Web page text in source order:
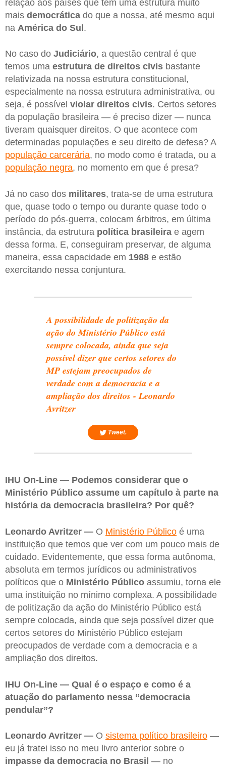
relação aos países que têm uma estrutura muito
mais democrática do que a nossa, até mesmo aqui
na América do Sul.
No caso do Judiciário, a questão central é que
temos uma estrutura de direitos civis bastante
relativizada na nossa estrutura constitucional,
especialmente na nossa estrutura administrativa, ou
seja, é possível violar direitos civis. Certos setores
da população brasileira — é preciso dizer — nunca
tiveram quaisquer direitos. O que acontece com
determinadas populações e seu direito de defesa? A
população carcerária, no modo como é tratada, ou a
população negra, no momento em que é presa?
Já no caso dos militares, trata-se de uma estrutura
que, quase todo o tempo ou durante quase todo o
período do pós-guerra, colocam árbitros, em última
instância, da estrutura política brasileira e agem
dessa forma. E, conseguiram preservar, de alguma
maneira, essa capacidade em 1988 e estão
exercitando nessa conjuntura.
A possibilidade de politização da
ação do Ministério Público está
sempre colocada, ainda que seja
possível dizer que certos setores do
MP estejam preocupados de
verdade com a democracia e a
ampliação dos direitos - Leonardo
Avritzer
Tweet.
IHU On-Line — Podemos considerar que o
Ministério Público assume um capítulo à parte na
história da democracia brasileira? Por quê?
Leonardo Avritzer — O Ministério Público é uma
instituição que temos que ver com um pouco mais de
cuidado. Evidentemente, que essa forma autônoma,
absoluta em termos jurídicos ou administrativos
políticos que o Ministério Público assumiu, torna ele
uma instituição no mínimo complexa. A possibilidade
de politização da ação do Ministério Público está
sempre colocada, ainda que seja possível dizer que
certos setores do Ministério Público estejam
preocupados de verdade com a democracia e a
ampliação dos direitos.
IHU On-Line — Qual é o espaço e como é a
atuação do parlamento nessa “democracia
pendular”?
Leonardo Avritzer — O sistema político brasileiro —
eu já tratei isso no meu livro anterior sobre o
impasse da democracia no Brasil — no